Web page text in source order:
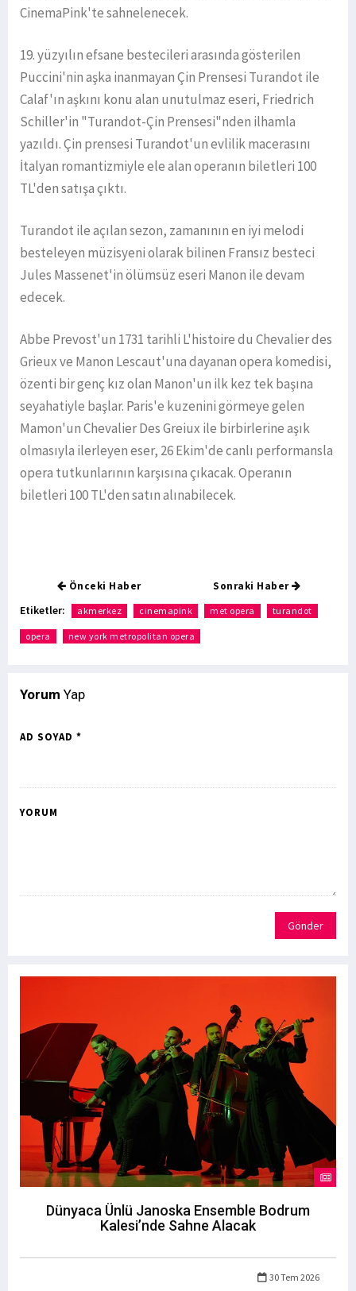
CinemaPink'te sahnelenecek.
19. yüzyılın efsane bestecileri arasında gösterilen
Puccini'nin aşka inanmayan Çin Prensesi Turandot ile
Calaf'ın aşkını konu alan unutulmaz eseri, Friedrich
Schiller'in "Turandot-Çin Prensesi"nden ilhamla
yazıldı. Çin prensesi Turandot'un evlilik macerasını
İtalyan romantizmiyle ele alan operanın biletleri 100
TL'den satışa çıktı.
Turandot ile açılan sezon, zamanının en iyi melodi
besteleyen müzisyeni olarak bilinen Fransız besteci
Jules Massenet'in ölümsüz eseri Manon ile devam
edecek.
Abbe Prevost'un 1731 tarihli L'histoire du Chevalier des
Grieux ve Manon Lescaut'una dayanan opera komedisi,
özenti bir genç kız olan Manon'un ilk kez tek başına
seyahatiyle başlar. Paris'e kuzenini görmeye gelen
Mamon'un Chevalier Des Greiux ile birbirlerine aşık
olmasıyla ilerleyen eser, 26 Ekim'de canlı performansla
opera tutkunlarının karşısına çıkacak. Operanın
biletleri 100 TL'den satın alınabilecek.
Önceki Haber Sonraki Haber
Etiketler: akmerkez cinemapink met opera turandot
opera new york metropolitan opera
Yorum Yap
AD SOYAD *
YORUM
Gönder
Dünyaca Ünlü Janoska Ensemble Bodrum
Kalesi’nde Sahne Alacak
30 Tem 2026